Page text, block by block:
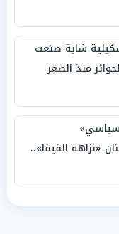
شابة صنعت
منذ الصغر
«نزاهة الفيفا»..